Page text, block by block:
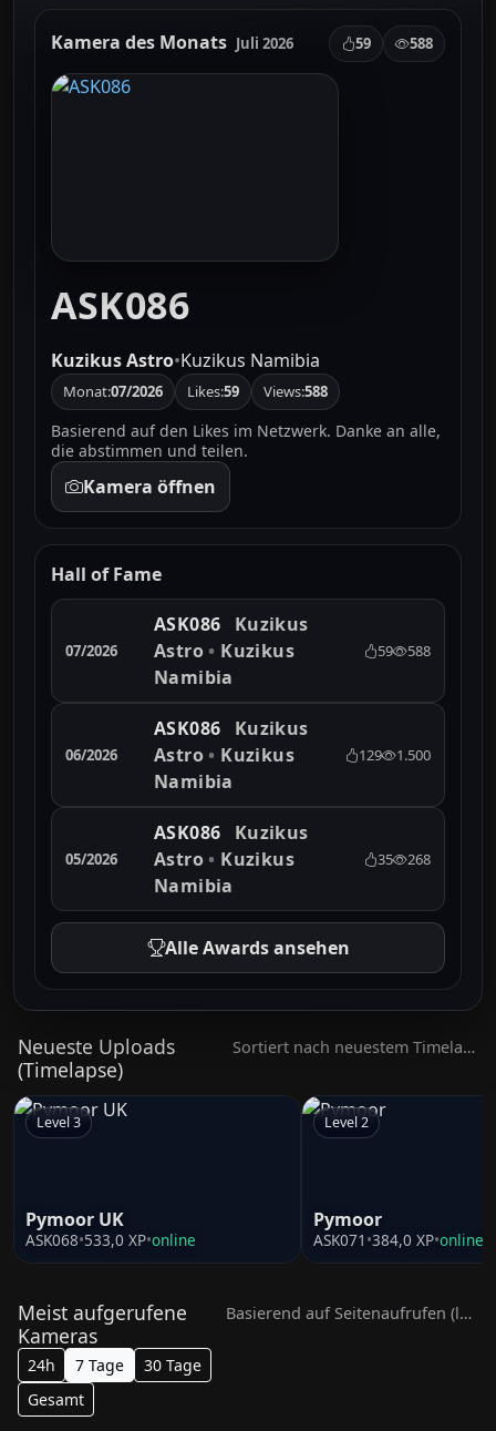
Kamera des Monats Juli 2026 59 588
ASK086
Kuzikus Astro•Kuzikus Namibia
Monat:07/2026 Likes:59 Views:588
Basierend auf den Likes im Netzwerk. Danke an alle,
die abstimmen und teilen.
Kamera öffnen
Hall of Fame
07/2026
ASK086
Kuzikus
Astro • Kuzikus
Namibia
59 588
06/2026
ASK086
Kuzikus
Astro • Kuzikus
Namibia
129 1.500
05/2026
ASK086
Kuzikus
Astro • Kuzikus
Namibia
35 268
Alle Awards ansehen
Neueste Uploads
(Timelapse)
Sortiert nach neuestem Timelapse-Video
Level 3
Pymoor UK
ASK068•533,0 XP•online
Level 2
Pymoor
ASK071 •384,0 XP•online
Meist aufgerufene
Kameras
24h 7 Tage
30 Tage
Gesamt
Basierend auf Seitenaufrufen (letzte 7 Tage)